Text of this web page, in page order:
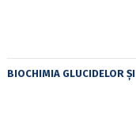
BIOCHIMIA GLUCIDELOR